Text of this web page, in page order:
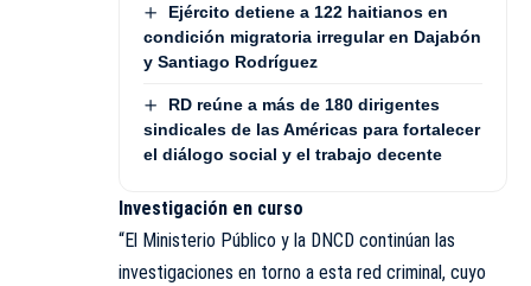
Ejército detiene a 122 haitianos en
condición migratoria irregular en Dajabón
y Santiago Rodríguez
RD reúne a más de 180 dirigentes
sindicales de las Américas para fortalecer
el diálogo social y el trabajo decente
Investigación en curso
“El Ministerio Público y la DNCD continúan las
investigaciones en torno a esta red criminal, cuyo